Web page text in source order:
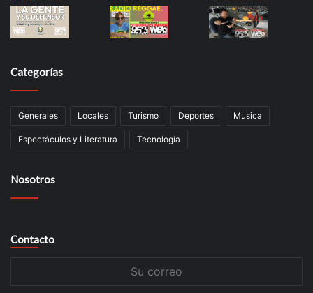
Categorías
Generales Locales Turismo Deportes Musica
Espectáculos y Literatura Tecnología
Nosotros
Contacto